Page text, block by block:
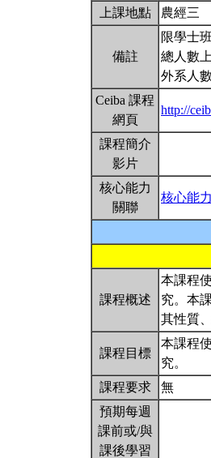
上課地點
農經三
備註
限學士
總人數
外系人
Ceiba 課程
網頁
http://
課程簡介
影片
核心能力
關聯
核心能
課程概述
本課程
究。本
其性質
課程目標
本課程
究。
課程要求
無
預期每週
課前或/與
課後學習